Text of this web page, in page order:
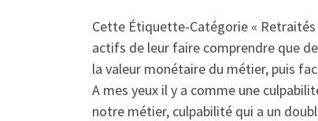
Cette Étiquette-Catégorie «
actifs de leur faire comprendre que
la valeur monétaire du métier, puis
A mes yeux il y a comme une
notre métier, culpabilité qui a un